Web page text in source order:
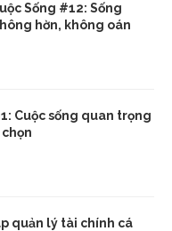
Sống #12: Sống
hờn, không oán
Cuộc sống quan trọng
quản lý tài chính cá